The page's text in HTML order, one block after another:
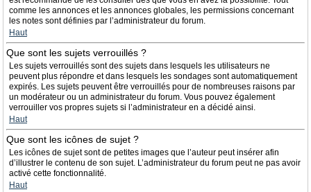
comme les annonces et les annonces globales, les permissions concernant
les notes sont définies par l’administrateur du forum.
Haut
Que sont les sujets verrouillés ?
Les sujets verrouillés sont des sujets dans lesquels les utilisateurs ne
peuvent plus répondre et dans lesquels les sondages sont automatiquement
expirés. Les sujets peuvent être verrouillés pour de nombreuses raisons par
un modérateur ou un administrateur du forum. Vous pouvez également
verrouiller vos propres sujets si l’administrateur en a décidé ainsi.
Haut
Que sont les icônes de sujet ?
Les icônes de sujet sont de petites images que l’auteur peut insérer afin
d’illustrer le contenu de son sujet. L’administrateur du forum peut ne pas avoir
activé cette fonctionnalité.
Haut